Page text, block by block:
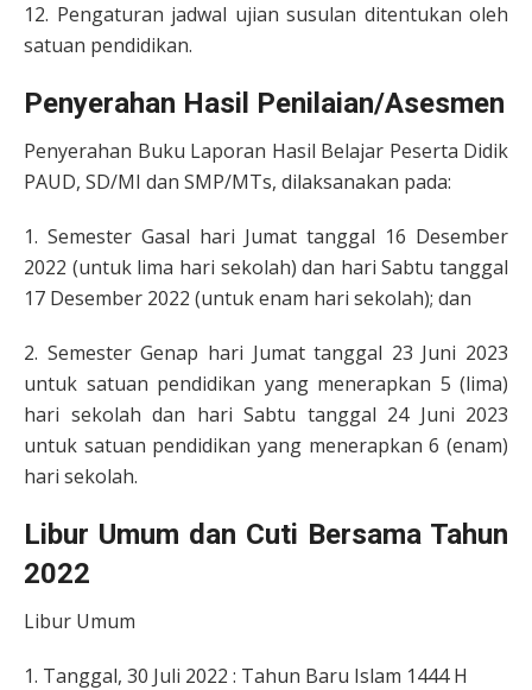
12. Pengaturan jadwal ujian susulan ditentukan oleh
satuan pendidikan.
Penyerahan Hasil Penilaian/Asesmen
Penyerahan Buku Laporan Hasil Belajar Peserta Didik
PAUD, SD/MI dan SMP/MTs, dilaksanakan pada:
1. Semester Gasal hari Jumat tanggal 16 Desember
2022 (untuk lima hari sekolah) dan hari Sabtu tanggal
17 Desember 2022 (untuk enam hari sekolah); dan
2. Semester Genap hari Jumat tanggal 23 Juni 2023
untuk satuan pendidikan yang menerapkan 5 (lima)
hari sekolah dan hari Sabtu tanggal 24 Juni 2023
untuk satuan pendidikan yang menerapkan 6 (enam)
hari sekolah.
Libur Umum dan Cuti Bersama Tahun
2022
Libur Umum
1. Tanggal, 30 Juli 2022 : Tahun Baru Islam 1444 H